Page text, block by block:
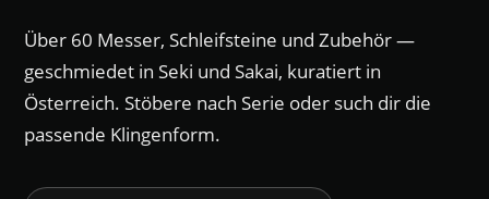
Über 60 Messer, Schleifsteine und Zubehör —
geschmiedet in Seki und Sakai, kuratiert in
Österreich. Stöbere nach Serie oder such dir die
passende Klingenform.